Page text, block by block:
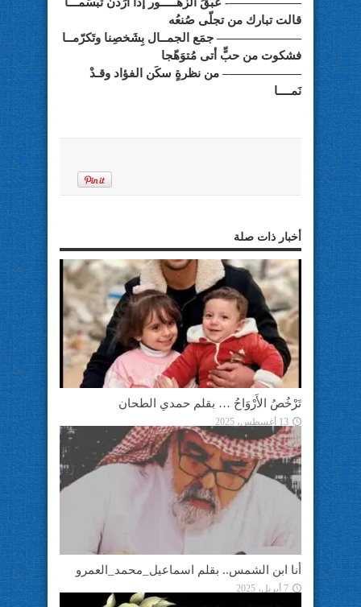
——————- عَبَقُ الزّهـــــور إذا أرَدْنَ تَبَسُّمـــا
قالت تبارك من تجلّى صُنعُه
——————— جمَع الجمــال بِشَخصِنا وتَكرّمــا
فشكوت من حبٍّ أتى مُتوَهّجا
——————– من نظرةٍ سكَن الفؤاد وقـدْ
نَمــــا
أخبار ذات صلة
تَرْخُصُ الأَرْوَاحُ … بقلم حمدي الطحان
13 أغسطس، 2025
أنا ابن الشمس.. بقلم اسماعيل_محمد_العمرو
7 أبريل، 2025